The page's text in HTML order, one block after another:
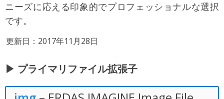
ニーズに応える印象的でプロフェッショナルな選択
です。
更新日：2017年11月28日
▶ プライマリファイル拡張子